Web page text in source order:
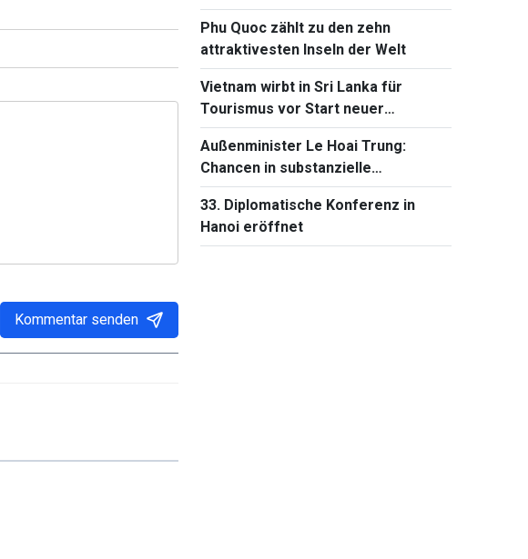
Kommentar senden
Ba-Den-Berg stattfinden
Phu Quoc zählt zu den zehn
attraktivesten Inseln der Welt
Vietnam wirbt in Sri Lanka für
Tourismus vor Start neuer
Direktflüge
Außenminister Le Hoai Trung:
Chancen in substanzielle
Entwicklungsergebnisse
verwandeln
33. Diplomatische Konferenz in
Hanoi eröffnet